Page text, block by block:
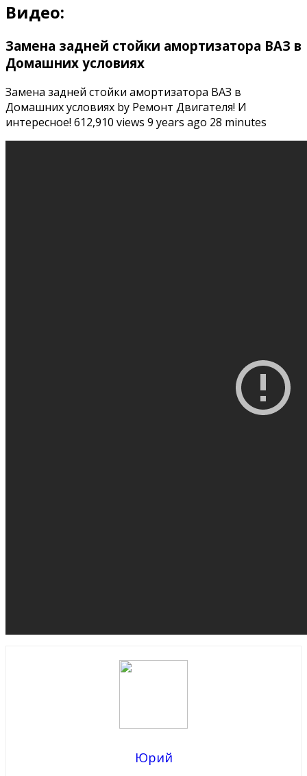
Видео:
Замена задней стойки амортизатора ВАЗ в
Домашних условиях
Замена задней стойки амортизатора ВАЗ в
Домашних условиях by Ремонт Двигателя! И
интересное! 612,910 views 9 years ago 28 minutes
Юрий